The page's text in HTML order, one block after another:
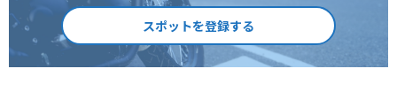
スポットを登録する